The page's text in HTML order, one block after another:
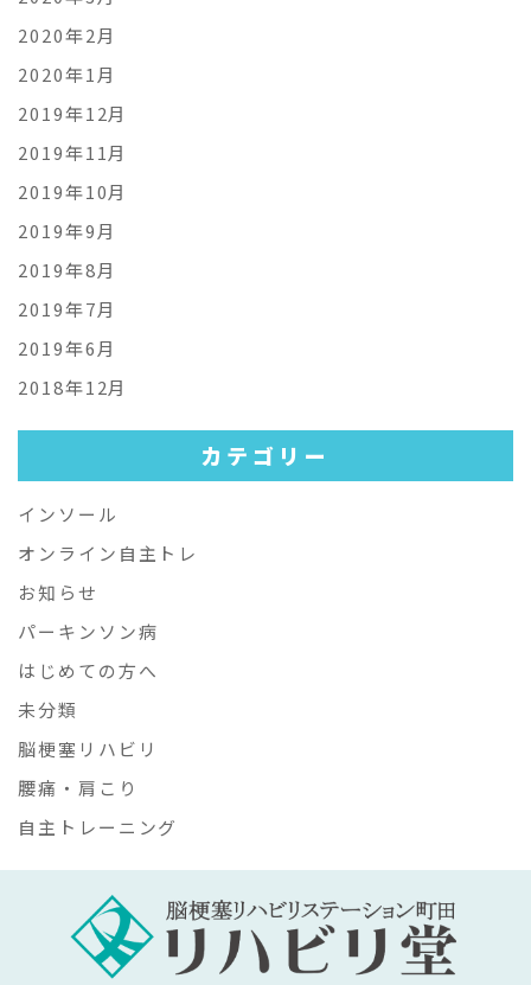
2020年2月
2020年1月
2019年12月
2019年11月
2019年10月
2019年9月
2019年8月
2019年7月
2019年6月
2018年12月
カテゴリー
インソール
オンライン自主トレ
お知らせ
パーキンソン病
はじめての方へ
未分類
脳梗塞リハビリ
腰痛・肩こり
自主トレーニング